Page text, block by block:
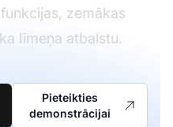
zemākas
līmeņa atbalstu.
Pieteikties
demonstrācijai